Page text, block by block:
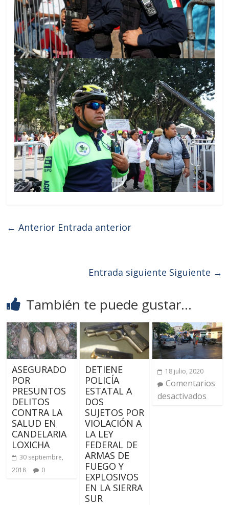
← Anterior Entrada anterior
Entrada siguiente Siguiente →
También te puede gustar...
ASEGURADO
POR
PRESUNTOS
DELITOS
CONTRA LA
SALUD EN
CANDELARIA
LOXICHA
30 septiembre,
2018
0
DETIENE
POLICÍA
ESTATAL A
DOS
SUJETOS POR
VIOLACIÓN A
LA LEY
FEDERAL DE
ARMAS DE
FUEGO Y
EXPLOSIVOS
EN LA SIERRA
SUR
18 julio, 2020
Comentarios
desactivados